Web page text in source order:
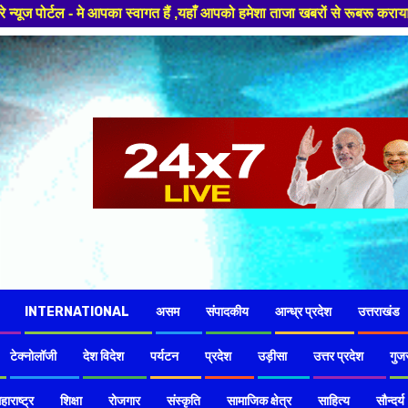
,यहाँ आपको हमेशा ताजा खबरों से रूबरू कराया जाएगा , खबर ओर
INTERNATIONAL असम संपादकीय आन्ध्र प्रदेश उत्तराखंड
टेक्नोलॉजी देश विदेश पर्यटन प्रदेश उड़ीसा उत्तर प्रदेश
शिक्षा रोजगार संस्कृति सामाजिक क्षेत्र साहित्य सौन्दर्य